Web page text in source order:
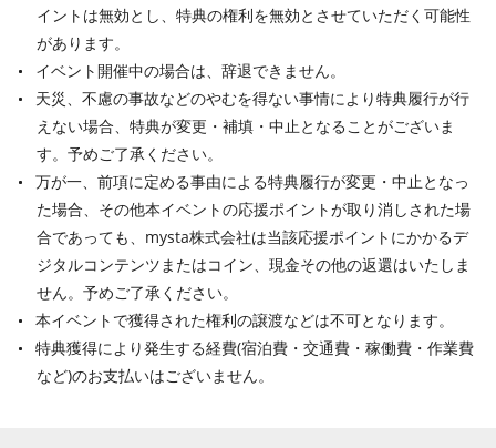
イントは無効とし、特典の権利を無効とさせていただく可能性
があります。
イベント開催中の場合は、辞退できません。
天災、不慮の事故などのやむを得ない事情により特典履行が行
えない場合、特典が変更・補填・中止となることがございま
す。予めご了承ください。
万が一、前項に定める事由による特典履行が変更・中止となっ
た場合、その他本イベントの応援ポイントが取り消しされた場
合であっても、mysta株式会社は当該応援ポイントにかかるデ
ジタルコンテンツまたはコイン、現金その他の返還はいたしま
せん。予めご了承ください。
本イベントで獲得された権利の譲渡などは不可となります。
特典獲得により発生する経費(宿泊費・交通費・稼働費・作業費
など)のお支払いはございません。